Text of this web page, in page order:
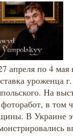
апреля по 4
уроженца
На
в том
В Украине